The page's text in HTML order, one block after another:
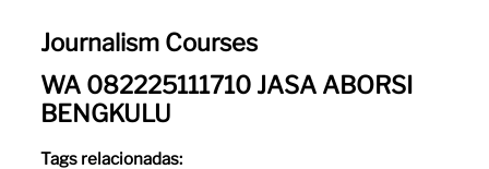
Journalism Courses
WA 082225111710 JASA ABORSI
BENGKULU
Tags relacionadas: